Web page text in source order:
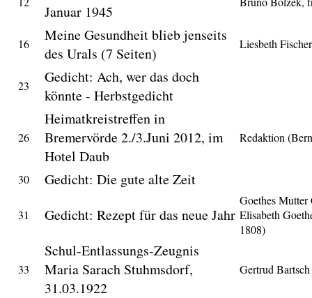
Januar 1945
16
Meine Gesundheit blieb jenseits
des Urals (7 Seiten)
Liesbeth Fischer
23
Gedicht: Ach, wer das doch
könnte - Herbstgedicht
26
Heimatkreistreffen in
Bremervörde 2./3.Juni 2012, im
Hotel Daub
Redaktion
30 Gedicht: Die gute alte Zeit
31 Gedicht: Rezept für das neue Jahr
Goethes Mutter
Elisabeth
1808)
33
Schul-Entlassungs-Zeugnis
Maria Sarach Stuhmsdorf,
31.03.1922
Gertrud